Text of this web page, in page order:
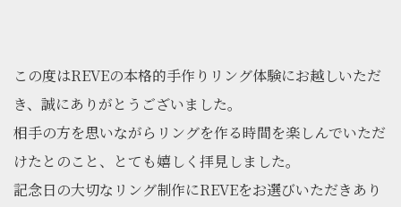
この度はREVEの本格的手作りリング体験にお越しいただ
き、誠にありがとうございました。
相手の方を思いながらリングを作る時間を楽しんでいただ
けたとのこと、とても嬉しく拝見しました。
記念日の大切なリング制作にREVEをお選びいただきあり